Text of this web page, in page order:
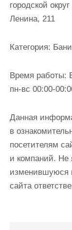
городской
Ленина, 211
Категория:
Время работы:
пн-вс 00:00-
Данная
в
посетителям
и компаний. Не
изменившуюся
сайта